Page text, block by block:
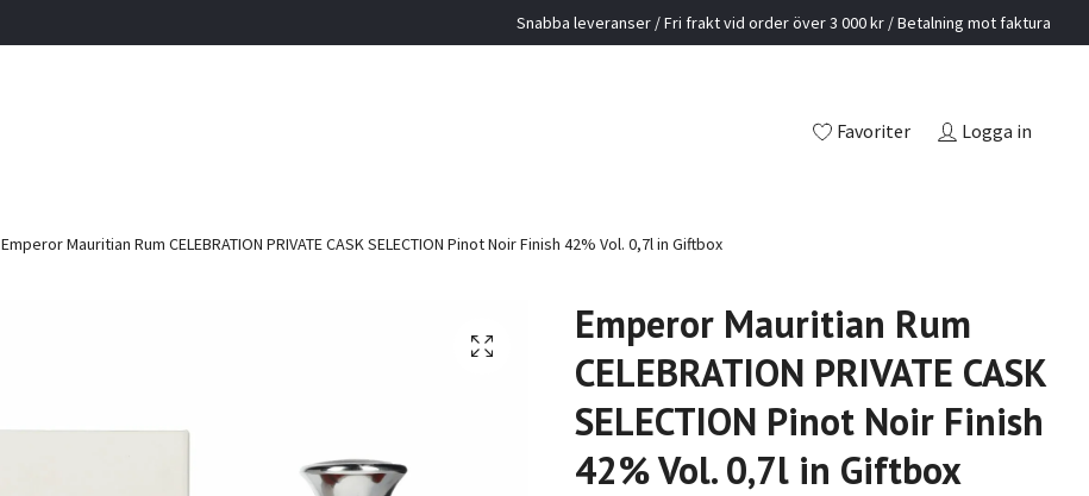
Snabba leveranser / Fri frakt vid order över 3 000 kr / Betalning mot faktura
Favoriter Logga in
Emperor Mauritian Rum CELEBRATION PRIVATE CASK SELECTION Pinot Noir Finish 42% Vol. 0,7l in Giftbox
Emperor Mauritian Rum
CELEBRATION PRIVATE CASK
SELECTION Pinot Noir Finish
42% Vol. 0,7l in Giftbox